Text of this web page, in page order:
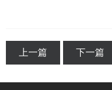
上一篇 下一篇